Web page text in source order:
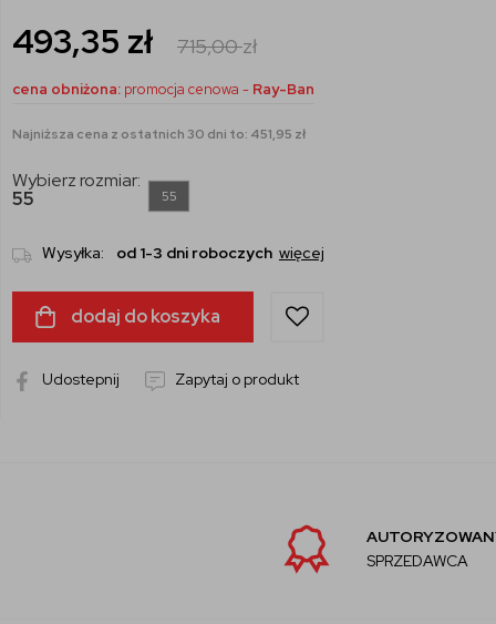
493,35 zł 715,00zł
cena obniżona: promocja cenowa - Ray-Ban
Najniższa cena z ostatnich 30 dni to: 451,95 zł
Wybierz rozmiar:
55
55
Wysyłka: od 1-3 dni roboczych więcej
dodaj do koszyka
Udostepnij Zapytaj o produkt
AUTORYZOWANY
SPRZEDAWCA